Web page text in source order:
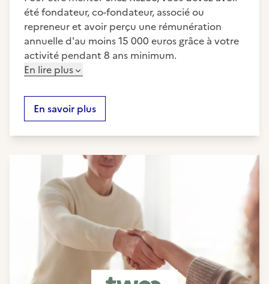
été fondateur, co-fondateur, associé ou
repreneur et avoir perçu une rémunération
annuelle d'au moins 15 000 euros grâce à votre
activité pendant 8 ans minimum.
En lire plus
En savoir plus